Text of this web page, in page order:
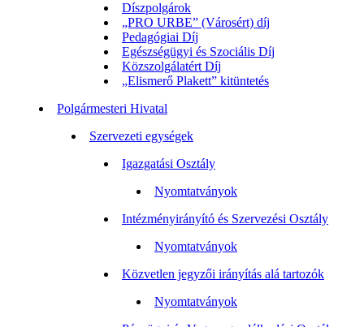
Díszpolgárok
„PRO URBE” (Városért) díj
Pedagógiai Díj
Egészségügyi és Szociális Díj
Közszolgálatért Díj
„Elismerő Plakett” kitüntetés
Polgármesteri Hivatal
Szervezeti egységek
Igazgatási Osztály
Nyomtatványok
Intézményirányító és Szervezési Osztály
Nyomtatványok
Közvetlen jegyzői irányítás alá tartozók
Nyomtatványok